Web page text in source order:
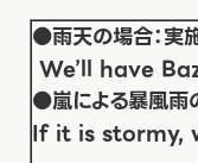
●雨天の場合：実
We’ll have
●嵐による暴風雨
If it is stormy,